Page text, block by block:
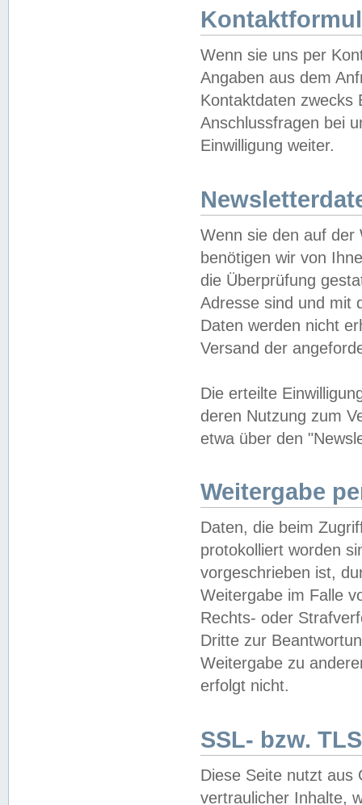
Wenn sie uns per
Angaben aus dem
Kontaktdaten zwecks
Anschlussfragen bei
Einwilligung weiter.
Wenn sie den auf der
benötigen wir von
die Überprüfung
Adresse sind und mit
Daten werden nicht
Versand der
Die erteilte
deren Nutzung zum
etwa über den
Weitergabe
Daten, die beim
protokolliert worden
vorgeschrieben ist,
Weitergabe im Falle
Rechts- oder
Dritte zur
Weitergabe zu
erfolgt nicht.
SSL- bzw.
Diese Seite nutzt aus
vertraulicher Inhalte,